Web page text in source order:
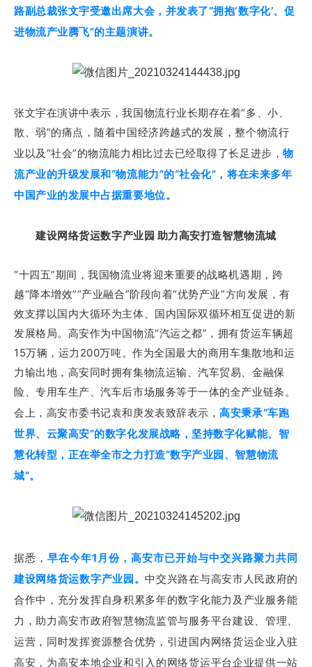
路副总裁张文宇受邀出席大会，并发表了“拥抱‘数字化’、促
进物流产业腾飞”的主题演讲。
张文宇在演讲中表示，我国物流行业长期存在着“多、小、
散、弱”的痛点，随着中国经济跨越式的发展，整个物流行
业以及“社会”的物流能力相比过去已经取得了长足进步，物
流产业的升级发展和“物流能力”的“社会化”，将在未来多年
中国产业的发展中占据重要地位。
建设网络货运数字产业园 助力高安打造智慧物流城
“十四五”期间，我国物流业将迎来重要的战略机遇期，跨
越“降本增效”“产业融合”阶段向着“优势产业”方向发展，有
效支撑以国内大循环为主体、国内国际双循环相互促进的新
发展格局。高安作为中国物流“汽运之都”，拥有货运车辆超
15万辆，运力200万吨。作为全国最大的商用车集散地和运
力输出地，高安同时拥有集物流运输、汽车贸易、金融保
险、专用车生产、汽车后市场服务等于一体的全产业链条。
会上，高安市委书记袁和庚发表致辞表示，高安秉承“车跑
世界、云聚高安”的数字化发展战略，坚持数字化赋能、智
慧化转型，正在举全市之力打造“数字产业园、智慧物流
城”。
据悉，早在今年1月份，高安市已开始与中交兴路聚力共同
建设网络货运数字产业园。中交兴路在与高安市人民政府的
合作中，充分发挥自身积累多年的数字化能力及产业服务能
力，助力高安市政府智慧物流监管与服务平台建设、管理、
运营，同时发挥资源整合优势，引进国内网络货运企业入驻
高安，为高安本地企业和引入的网络货运平台企业提供一站